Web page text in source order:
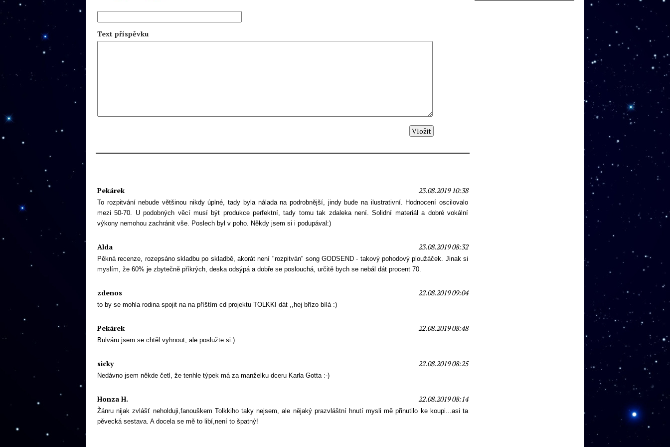
Text příspěvku
Pekárek 23.08.2019 10:38
To rozpitvání nebude většinou nikdy úplné, tady byla nálada na podrobnější, jindy bude na ilustrativní. Hodnocení oscilovalo
mezi 50-70. U podobných věcí musí být produkce perfektní, tady tomu tak zdaleka není. Solidní materiál a dobré vokální
výkony nemohou zachránit vše. Poslech byl v poho. Někdy jsem si i podupával:)
Alda 23.08.2019 08:32
Pěkná recenze, rozepsáno skladbu po skladbě, akorát není "rozpitván" song GODSEND - takový pohodový ploužáček. Jinak si
myslím, že 60% je zbytečně příkrých, deska odsýpá a dobře se poslouchá, určitě bych se nebál dát procent 70.
zdenos 22.08.2019 09:04
to by se mohla rodina spojit na na příštím cd projektu TOLKKI dát ,,hej břízo bílá :)
Pekárek 22.08.2019 08:48
Bulváru jsem se chtěl vyhnout, ale poslužte si:)
sicky 22.08.2019 08:25
Nedávno jsem někde četl, že tenhle týpek má za manželku dceru Karla Gotta :-)
Honza H. 22.08.2019 08:14
Žánru nijak zvlášť neholduji,fanouškem Tolkkiho taky nejsem, ale nějaký prazvláštní hnutí mysli mě přinutilo ke koupi...asi ta
pěvecká sestava. A docela se mě to libí,není to špatný!